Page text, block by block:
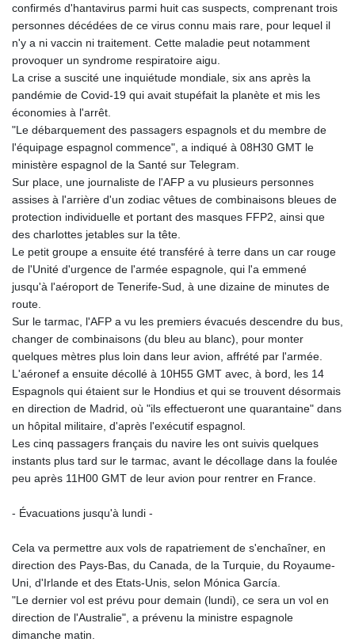
confirmés d'hantavirus parmi huit cas suspects, comprenant trois
personnes décédées de ce virus connu mais rare, pour lequel il
n'y a ni vaccin ni traitement. Cette maladie peut notamment
provoquer un syndrome respiratoire aigu.
La crise a suscité une inquiétude mondiale, six ans après la
pandémie de Covid-19 qui avait stupéfait la planète et mis les
économies à l'arrêt.
"Le débarquement des passagers espagnols et du membre de
l'équipage espagnol commence", a indiqué à 08H30 GMT le
ministère espagnol de la Santé sur Telegram.
Sur place, une journaliste de l'AFP a vu plusieurs personnes
assises à l'arrière d'un zodiac vêtues de combinaisons bleues de
protection individuelle et portant des masques FFP2, ainsi que
des charlottes jetables sur la tête.
Le petit groupe a ensuite été transféré à terre dans un car rouge
de l'Unité d'urgence de l'armée espagnole, qui l'a emmené
jusqu'à l'aéroport de Tenerife-Sud, à une dizaine de minutes de
route.
Sur le tarmac, l'AFP a vu les premiers évacués descendre du bus,
changer de combinaisons (du bleu au blanc), pour monter
quelques mètres plus loin dans leur avion, affrété par l'armée.
L'aéronef a ensuite décollé à 10H55 GMT avec, à bord, les 14
Espagnols qui étaient sur le Hondius et qui se trouvent désormais
en direction de Madrid, où "ils effectueront une quarantaine" dans
un hôpital militaire, d'après l'exécutif espagnol.
Les cinq passagers français du navire les ont suivis quelques
instants plus tard sur le tarmac, avant le décollage dans la foulée
peu après 11H00 GMT de leur avion pour rentrer en France.
- Évacuations jusqu'à lundi -
Cela va permettre aux vols de rapatriement de s'enchaîner, en
direction des Pays-Bas, du Canada, de la Turquie, du Royaume-
Uni, d'Irlande et des Etats-Unis, selon Mónica García.
"Le dernier vol est prévu pour demain (lundi), ce sera un vol en
direction de l'Australie", a prévenu la ministre espagnole
dimanche matin.